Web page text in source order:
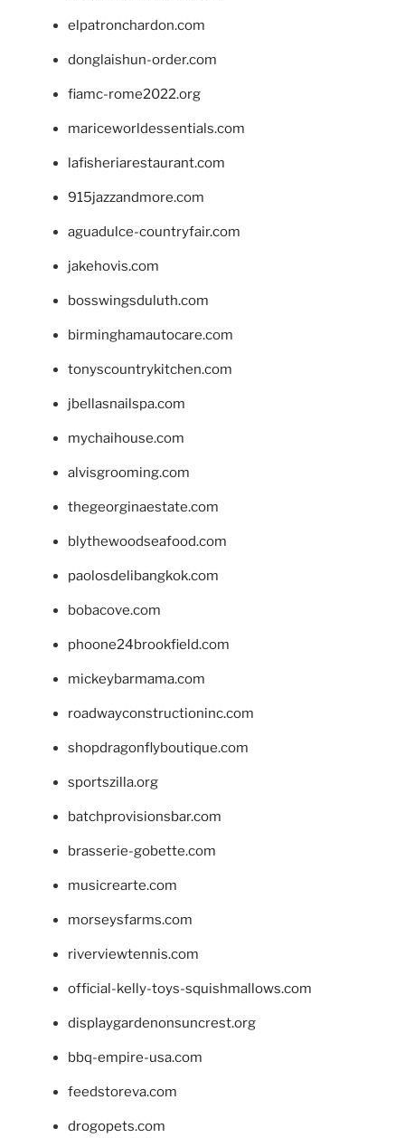
elpatronchardon.com
donglaishun-order.com
fiamc-rome2022.org
mariceworldessentials.com
lafisheriarestaurant.com
915jazzandmore.com
aguadulce-countryfair.com
jakehovis.com
bosswingsduluth.com
birminghamautocare.com
tonyscountrykitchen.com
jbellasnailspa.com
mychaihouse.com
alvisgrooming.com
thegeorginaestate.com
blythewoodseafood.com
paolosdelibangkok.com
bobacove.com
phoone24brookfield.com
mickeybarmama.com
roadwayconstructioninc.com
shopdragonflyboutique.com
sportszilla.org
batchprovisionsbar.com
brasserie-gobette.com
musicrearte.com
morseysfarms.com
riverviewtennis.com
official-kelly-toys-squishmallows.com
displaygardenonsuncrest.org
bbq-empire-usa.com
feedstoreva.com
drogopets.com